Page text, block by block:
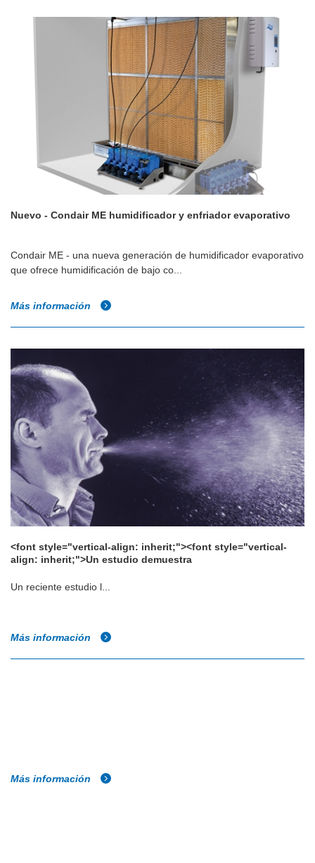
Nuevo - Condair ME humidificador y enfriador evaporativo
Condair ME - una nueva generación de humidificador evaporativo
que ofrece humidificación de bajo co...
Más información
<font style="vertical-align: inherit;"><font style="vertical-
align: inherit;">Un estudio demuestra
Un reciente estudio l...
Más información
Más información